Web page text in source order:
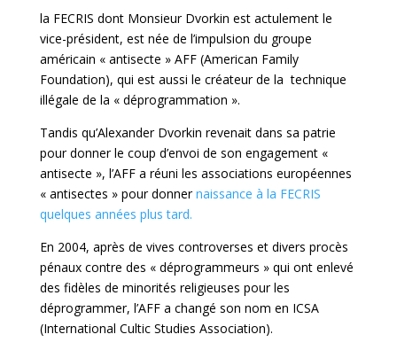
la FECRIS dont Monsieur Dvorkin est actulement le
vice-président, est née de l’impulsion du groupe
américain « antisecte » AFF (American Family
Foundation), qui est aussi le créateur de la technique
illégale de la « déprogrammation ».
Tandis qu’Alexander Dvorkin revenait dans sa patrie
pour donner le coup d’envoi de son engagement «
antisecte », l’AFF a réuni les associations européennes
« antisectes » pour donnernaissance à la FECRIS
quelques années plus tard.
En 2004, après de vives controverses et divers procès
pénaux contre des « déprogrammeurs » qui ont enlevé
des fidèles de minorités religieuses pour les
déprogrammer, l’AFF a changé son nom en ICSA
(International Cultic Studies Association).